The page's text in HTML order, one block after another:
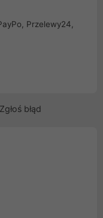
Przelewy24,
błąd